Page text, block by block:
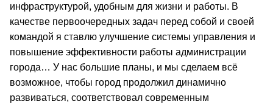
инфраструктурой, удобным для жизни и работы. В
качестве первоочередных задач перед собой и своей
командой я ставлю улучшение системы управления и
повышение эффективности работы администрации
города… У нас большие планы, и мы сделаем всё
возможное, чтобы город продолжил динамично
развиваться, соответствовал современным